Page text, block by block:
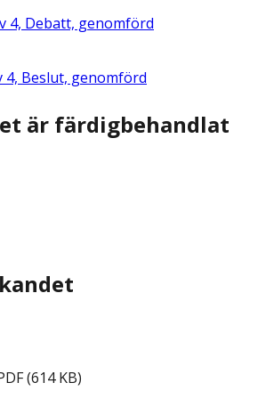
4, Debatt, genomförd
4, Beslut, genomförd
är färdigbehandlat
(614 KB)